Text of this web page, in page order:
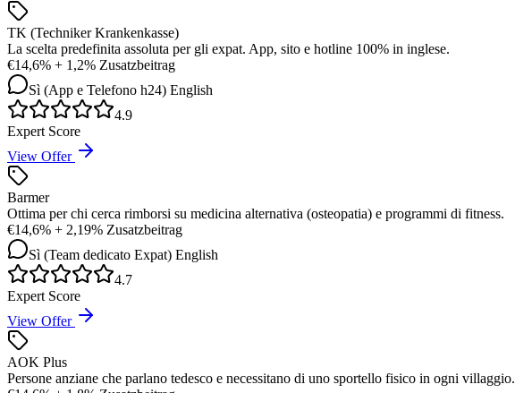
TK (Techniker Krankenkasse)
La scelta predefinita assoluta per gli expat. App, sito e hotline 100% in inglese.
€14,6% + 1,2% Zusatzbeitrag
Sì (App e Telefono h24) English
4.9
Expert Score
View Offer
Barmer
Ottima per chi cerca rimborsi su medicina alternativa (osteopatia) e programmi di fitness.
€14,6% + 2,19% Zusatzbeitrag
Sì (Team dedicato Expat) English
4.7
Expert Score
View Offer
AOK Plus
Persone anziane che parlano tedesco e necessitano di uno sportello fisico in ogni villaggio.